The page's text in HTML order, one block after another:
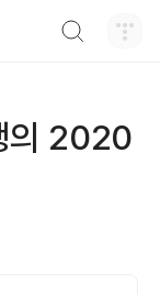
의 2020